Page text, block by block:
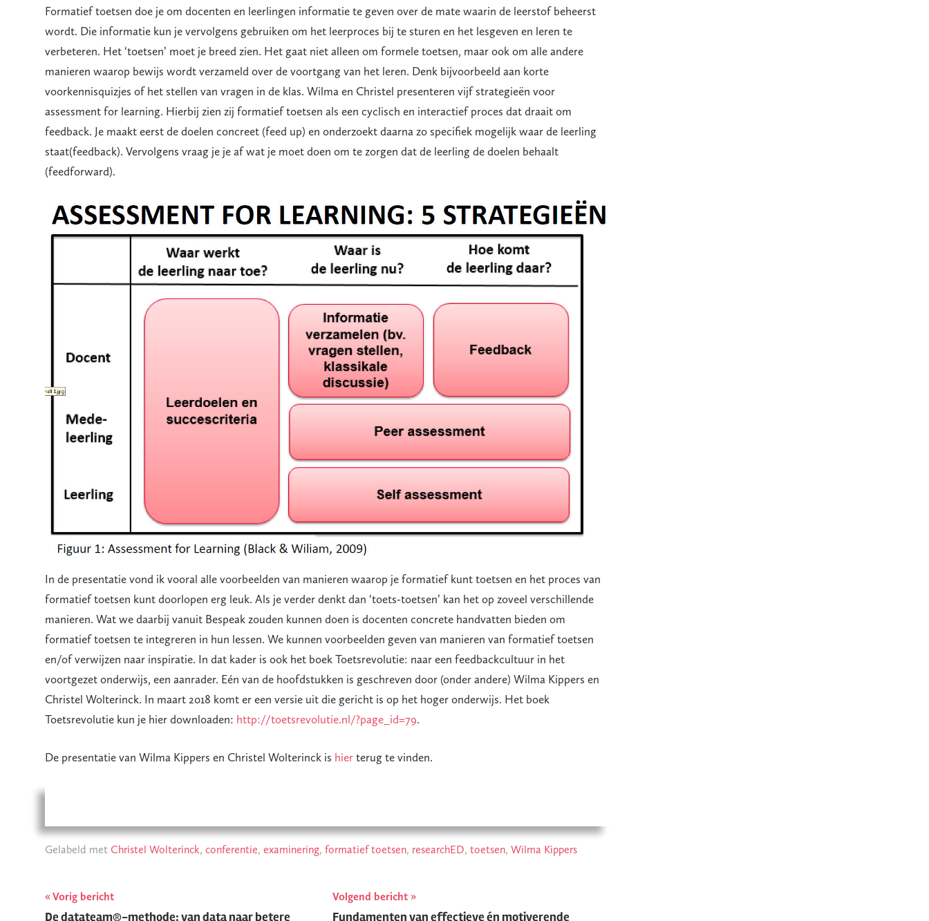
Formatief toetsen doe je om docenten en leerlingen informatie te geven over de mate waarin de leerstof beheerst
wordt. Die informatie kun je vervolgens gebruiken om het leerproces bij te sturen en het lesgeven en leren te
verbeteren. Het ‘toetsen’ moet je breed zien. Het gaat niet alleen om formele toetsen, maar ook om alle andere
manieren waarop bewijs wordt verzameld over de voortgang van het leren. Denk bijvoorbeeld aan korte
voorkennisquizjes of het stellen van vragen in de klas. Wilma en Christel presenteren vijf strategieën voor
assessment for learning. Hierbij zien zij formatief toetsen als een cyclisch en interactief proces dat draait om
feedback. Je maakt eerst de doelen concreet (feed up) en onderzoekt daarna zo specifiek mogelijk waar de leerling
staat(feedback). Vervolgens vraag je je af wat je moet doen om te zorgen dat de leerling de doelen behaalt
(feedforward).
In de presentatie vond ik vooral alle voorbeelden van manieren waarop je formatief kunt toetsen en het proces van
formatief toetsen kunt doorlopen erg leuk. Als je verder denkt dan ‘toets-toetsen’ kan het op zoveel verschillende
manieren. Wat we daarbij vanuit Bespeak zouden kunnen doen is docenten concrete handvatten bieden om
formatief toetsen te integreren in hun lessen. We kunnen voorbeelden geven van manieren van formatief toetsen
en/of verwijzen naar inspiratie. In dat kader is ook het boek Toetsrevolutie: naar een feedbackcultuur in het
voortgezet onderwijs, een aanrader. Eén van de hoofdstukken is geschreven door (onder andere) Wilma Kippers en
Christel Wolterinck. In maart 2018 komt er een versie uit die gericht is op het hoger onderwijs. Het boek
Toetsrevolutie kun je hier downloaden: http://toetsrevolutie.nl/?page_id=79.
De presentatie van Wilma Kippers en Christel Wolterinck is hierterug te vinden.
Gelabeld met Christel Wolterinck, conferentie, examinering, formatief toetsen, researchED, toetsen, Wilma Kippers
Vorig bericht
De datateam®-methode: van data naar betere
Volgend bericht
Fundamenten van effectieve én motiverende